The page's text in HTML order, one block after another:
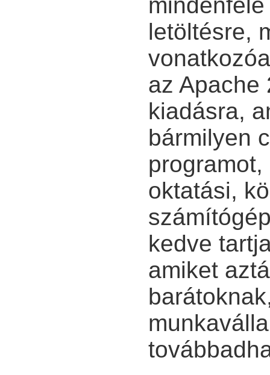
letöltésre,
az Apache
kiadásra,
bármilyen
oktatási,
kedve
amiket